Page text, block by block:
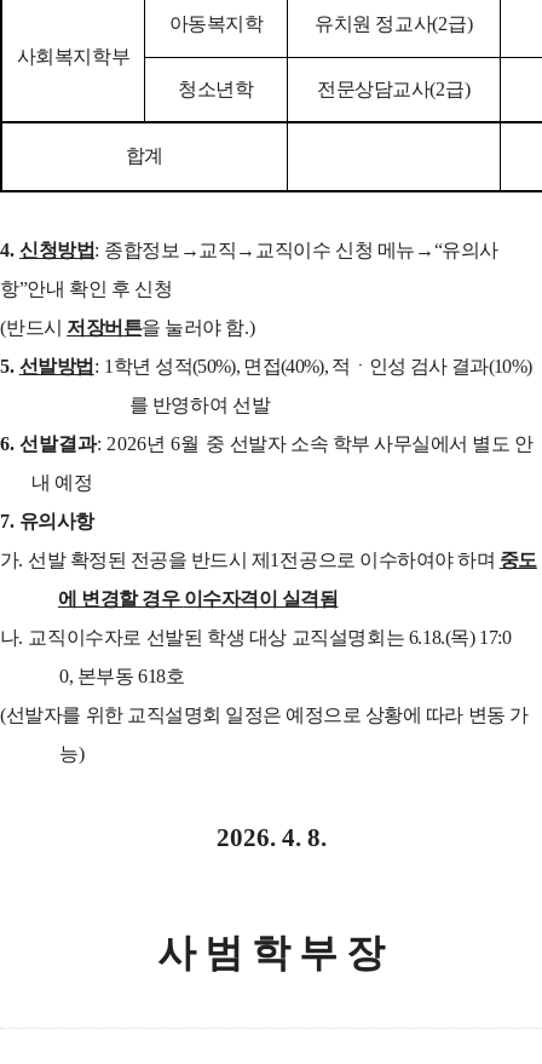
사회복지학부
아동복지학 유치원 정교사(2급)
청소년학 전문상담교사(2급)
합계
4. 신청방법: 종합정보 → 교직 → 교직이수 신청 메뉴 →“유의사
항”안내 확인 후 신청
(반드시 저장버튼을 눌러야 함.)
5. 선발방법 : 1 학년 성적(50%), 면접(40%), 적ㆍ인성 검사 결과(10%)
를 반영하여 선발
6. 선발결과: 2026년6월 중 선발자 소속 학부 사무실에서 별도 안
내 예정
7. 유의사항
가. 선발 확정된 전공을 반드시 제 1 전공으로 이수하여야 하며 중도
에 변경할 경우 이수자격이 실격됨
나. 교직이수자로 선발된 학생 대상 교직설명회는 6.18.(목) 17:0
0, 본부동618호
(선발자를 위한 교직설명회 일정은 예정으로 상황에 따라 변동 가
능)
2026. 4. 8.
사 범 학 부 장